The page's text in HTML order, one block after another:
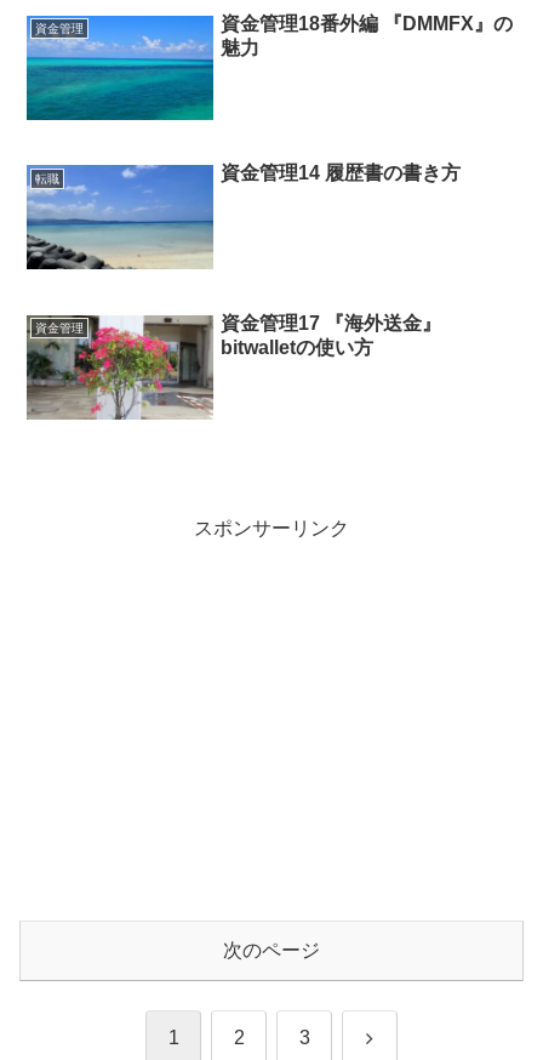
資金管理
資金管理18番外編 『DMMFX』の
魅力
転職 資金管理14 履歴書の書き方
資金管理
資金管理17 『海外送金』
bitwalletの使い方
スポンサーリンク
次のページ
1 2 3 次